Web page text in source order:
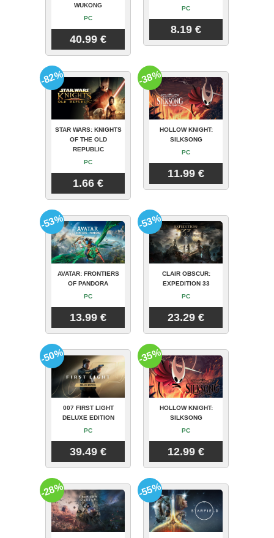
WUKONG
PC
40.99 €
PC
8.19 €
STAR WARS: KNIGHTS
OF THE OLD
REPUBLIC
PC
1.66 €
-82%
HOLLOW KNIGHT:
SILKSONG
PC
11.99 €
-38%
AVATAR: FRONTIERS
OF PANDORA
PC
13.99 €
-53%
CLAIR OBSCUR:
EXPEDITION 33
PC
23.29 €
-53%
007 FIRST LIGHT
DELUXE EDITION
PC
39.49 €
-50%
HOLLOW KNIGHT:
SILKSONG
PC
12.99 €
-35%
-28% -55%